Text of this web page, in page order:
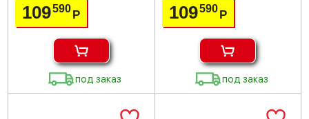
109590Р
под заказ
109590 Р
под заказ